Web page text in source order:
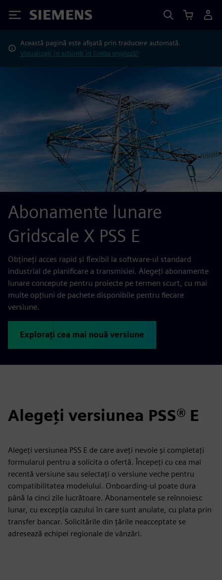
Siemens
Această pagină este afișată prin traducere automată.
Vizualizați în schimb în limba engleză?
Abonamente lunare
Gridscale X PSS E
Obţineţi acces rapid şi flexibil la software-ul standard
industrial de planificare a transmisiei. Alegeți abonamente
lunare concepute pentru proiecte pe termen scurt, cu mai
multe opțiuni de pachete disponibile pentru fiecare
versiune.
Explorați cea mai nouă versiune
Alegeţi versiunea PSS® E
Alegeți versiunea PSS E de care aveți nevoie și completați
formularul pentru a solicita o ofertă. Începeți cu cea mai
recentă versiune sau selectați o versiune veche pentru
compatibilitatea modelului. Onboarding-ul poate dura
până la cinci zile lucrătoare. Abonamentele se reînnoiesc
lunar, cu excepția cazului în care sunt anulate, cu plata prin
transfer bancar. Solicitările din țările neacceptate se
adresează echipei regionale de vânzări.